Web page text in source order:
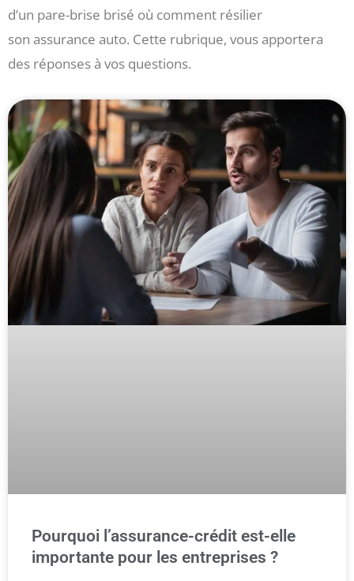
d’un pare-brise brisé où comment résilier
son assurance auto. Cette rubrique, vous apportera
des réponses à vos questions.
Pourquoi l’assurance-crédit est-elle
importante pour les entreprises ?
Page PagePage